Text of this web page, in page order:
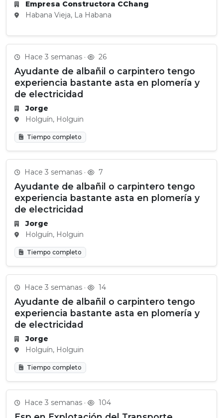
Empresa Constructora CChang
Habana Vieja, La Habana
Hace 3 semanas · 26
Ayudante de albañil o carpintero tengo
experiencia bastante asta en plomería y
de electricidad
Jorge
Holguín, Holguin
Tiempo completo
Hace 3 semanas · 7
Ayudante de albañil o carpintero tengo
experiencia bastante asta en plomería y
de electricidad
Jorge
Holguín, Holguin
Tiempo completo
Hace 3 semanas · 14
Ayudante de albañil o carpintero tengo
experiencia bastante asta en plomería y
de electricidad
Jorge
Holguín, Holguin
Tiempo completo
Hace 3 semanas · 104